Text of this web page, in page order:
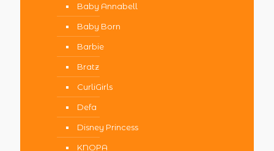
Baby Annabell
Baby Born
Barbie
Bratz
CurliGirls
Defa
Disney Princess
KNOPA